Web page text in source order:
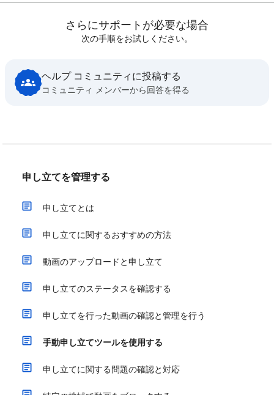
さらにサポートが必要な場合
次の手順をお試しください。
ヘルプ コミュニティに投稿する
コミュニティ メンバーから回答を得る
申し立てを管理する
申し立てとは
申し立てに関するおすすめの方法
動画のアップロードと申し立て
申し立てのステータスを確認する
申し立てを行った動画の確認と管理を行う
手動申し立てツールを使用する
申し立てに関する問題の確認と対応